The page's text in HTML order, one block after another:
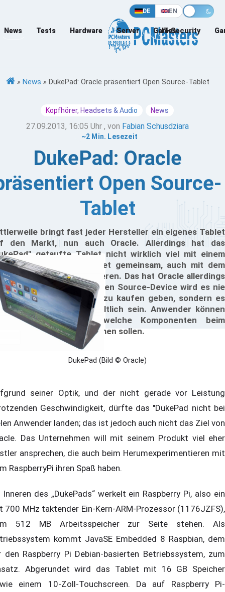
DE EN
News Tests Hardware Server Games
IT-Security
» News » DukePad: Oracle präsentiert Open Source-Tablet
Kopfhörer, Headsets & Audio News
27.09.2013, 16:05 Uhr , von Fabian Schusdziara
~2 Min. Lesezeit
DukePad: Oracle
Open Source-
Tablet
bringt fast jeder Hersteller ein eigenes Tablet
den Markt, nun auch Oracle. Allerdings hat das
getaufte Tablet nicht wirklich viel mit einem
oder Windows-Tablet gemeinsam, auch mit dem
kann es nicht konkurrieren. Das hat Oracle allerdings
nicht vor, denn das Open Source-Device wird es nie
kompletten Gerät zu kaufen geben, sondern es
nur als Barebone erhältlich sein. Anwender können
selbst bestimmen, welche Komponenten beim
zum Einsatz kommen sollen.
DukePad (Bild © Oracle)
seiner Optik, und der nicht gerade vor Leistung
Geschwindigkeit, dürfte das "DukePad nicht bei
Anwender landen; das ist jedoch auch nicht das Ziel von
Das Unternehmen will mit seinem Produkt viel eher
ansprechen, die auch beim Herumexperimentieren mit
RaspberryPi ihren Spaß haben.
des „DukePads“ werkelt ein Raspberry Pi, also ein
700 MHz taktender Ein-Kern-ARM-Prozessor (1176JZFS),
512 MB Arbeitsspeicher zur Seite stehen. Als
kommt JavaSE Embedded 8 Raspbian, dem
den Raspberry Pi Debian-basierten Betriebssystem, zum
Abgerundet wird das Tablet mit 16 GB Speicher
einem 10-Zoll-Touchscreen. Da auf Raspberry Pi-